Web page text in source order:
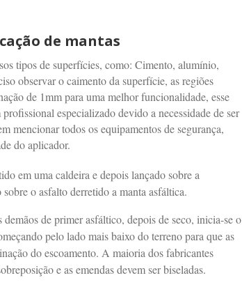
de mantas
tipos de superfícies, como: Cimento, alumínio,
observar o caimento da superfície, as regiões
de 1mm para uma melhor funcionalidade, esse
especializado devido a necessidade de ser
mencionar todos os equipamentos de segurança,
do aplicador.
em uma caldeira e depois lançado sobre a
o asfalto derretido a manta asfáltica.
demãos de primer asfáltico, depois de seco, inicia-se o
pelo lado mais baixo do terreno para que as
do escoamento. A maioria dos fabricantes
e as emendas devem ser biseladas.